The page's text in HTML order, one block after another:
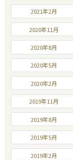
2021年2月
2020年11月
2020年8月
2020年5月
2020年2月
2019年11月
2019年8月
2019年5月
2019年2月